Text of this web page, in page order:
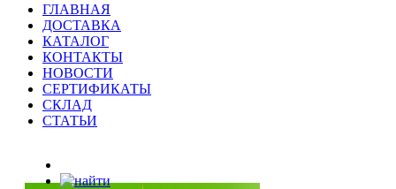
ГЛАВНАЯ
ДОСТАВКА
КАТАЛОГ
КОНТАКТЫ
НОВОСТИ
СЕРТИФИКАТЫ
СКЛАД
СТАТЬИ